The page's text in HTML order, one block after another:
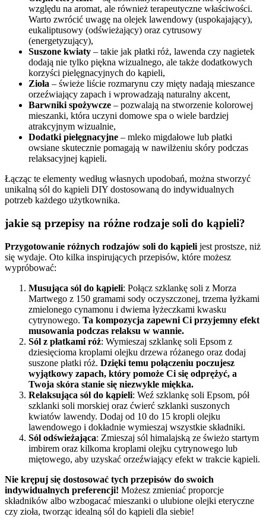
względu na aromat, ale również terapeutyczne właściwości.
Warto zwrócić uwagę na olejek lawendowy (uspokajający),
eukaliptusowy (odświeżający) oraz cytrusowy
(energetyzujący),
Suszone kwiaty – takie jak płatki róż, lawenda czy nagietek
dodają nie tylko piękna wizualnego, ale także dodatkowych
korzyści pielęgnacyjnych do kąpieli,
Zioła – świeże liście rozmarynu czy mięty nadają mieszance
orzeźwiający zapach i wprowadzają naturalny akcent,
Barwniki spożywcze – pozwalają na stworzenie kolorowej
mieszanki, która uczyni domowe spa o wiele bardziej
atrakcyjnym wizualnie,
Dodatki pielęgnacyjne – mleko migdałowe lub płatki
owsiane skutecznie pomagają w nawilżeniu skóry podczas
relaksacyjnej kąpieli.
Łącząc te elementy według własnych upodobań, można stworzyć
unikalną sól do kąpieli DIY dostosowaną do indywidualnych
potrzeb każdego użytkownika.
jakie są przepisy na różne rodzaje soli do kąpieli?
Przygotowanie różnych rodzajów soli do kąpieli jest prostsze, niż
się wydaje. Oto kilka inspirujących przepisów, które możesz
wypróbować:
Musująca sól do kąpieli: Połącz szklankę soli z Morza
Martwego z 150 gramami sody oczyszczonej, trzema łyżkami
zmielonego cynamonu i dwiema łyżeczkami kwasku
cytrynowego. Ta kompozycja zapewni Ci przyjemny efekt
musowania podczas relaksu w wannie.
Sól z płatkami róż: Wymieszaj szklankę soli Epsom z
dziesięcioma kroplami olejku drzewa różanego oraz dodaj
suszone płatki róż. Dzięki temu połączeniu poczujesz
wyjątkowy zapach, który pomoże Ci się odprężyć, a
Twoja skóra stanie się niezwykle miękka.
Relaksująca sól do kąpieli: Weź szklankę soli Epsom, pół
szklanki soli morskiej oraz ćwierć szklanki suszonych
kwiatów lawendy. Dodaj od 10 do 15 kropli olejku
lawendowego i dokładnie wymieszaj wszystkie składniki.
Sól odświeżająca: Zmieszaj sól himalajską ze świeżo startym
imbirem oraz kilkoma kroplami olejku cytrynowego lub
miętowego, aby uzyskać orzeźwiający efekt w trakcie kąpieli.
Nie krępuj się dostosować tych przepisów do swoich
indywidualnych preferencji! Możesz zmieniać proporcje
składników albo wzbogacać mieszanki o ulubione olejki eteryczne
czy zioła, tworząc idealną sól do kąpieli dla siebie!